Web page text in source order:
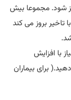
تجویز شود. مجموعا بیش
تاخیر بروز می کند
نیاز با افزایش
ها 30% کاهش دهید.( برای بیماران